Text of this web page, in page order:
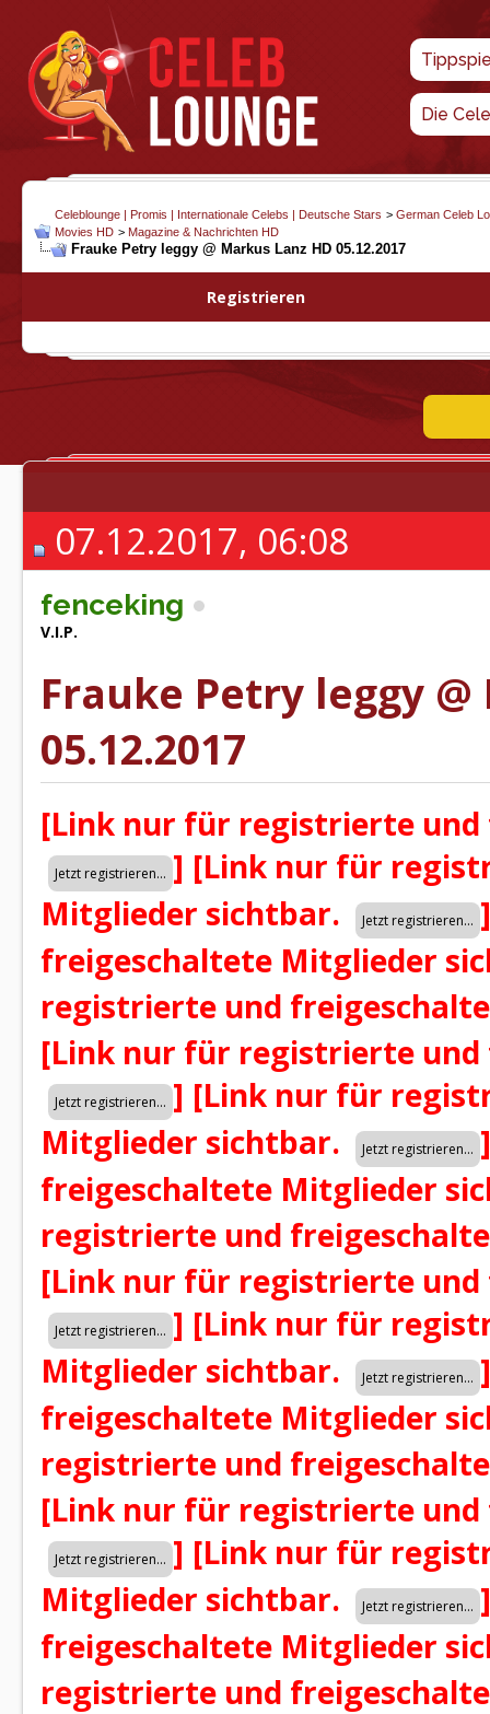
Die
Celeblounge | Promis | Internationale Celebs | Deutsche Stars > German Celeb
Movies HD > Magazine & Nachrichten HD
Frauke Petry leggy @ Markus Lanz HD 05.12.2017
Registrieren
07.12.2017, 06:08
fenceking
V.I.P.
Frauke Petry leggy
05.12.2017
[Link nur für registrierte
] [Link nur für
Mitglieder sichtbar.
]
freigeschaltete Mitglieder
registrierte und
[Link nur für registrierte
] [Link nur für
Mitglieder sichtbar.
]
freigeschaltete Mitglieder
registrierte und
[Link nur für registrierte
] [Link nur für
Mitglieder sichtbar.
]
freigeschaltete Mitglieder
registrierte und
[Link nur für registrierte
] [Link nur für
Mitglieder sichtbar.
]
freigeschaltete Mitglieder
registrierte und